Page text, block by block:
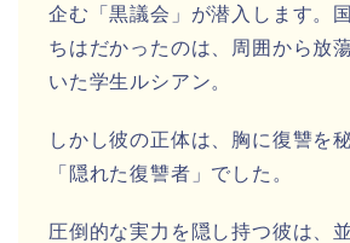
企む「黒議会」が潜入します。
ちはだかったのは、周囲から放
いた学生ルシアン。
しかし彼の正体は、胸に復讐を
「隠れた復讐者」でした。
圧倒的な実力を隠し持つ彼は、